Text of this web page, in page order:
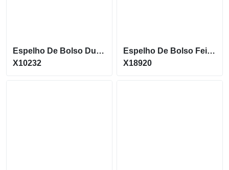
Espelho De Bolso Duplo Dobravel
X10232
Espelho De Bolso Feito Em Couro Sintético X18920
X18920